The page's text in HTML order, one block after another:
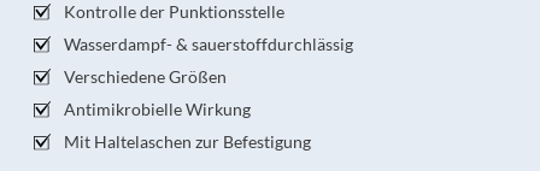
Kontrolle der Punktionsstelle
Wasserdampf- & sauerstoffdurchlässig
Verschiedene Größen
Antimikrobielle Wirkung
Mit Haltelaschen zur Befestigung